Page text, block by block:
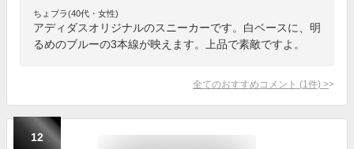
ちょプラ(40代・女性)
アディダスオリジナルのスニーカーです。白ベースに、明
るめのブルーの3本線が映えます。上品で素敵ですよ。
全てのおすすめコメント (1 件) >
12